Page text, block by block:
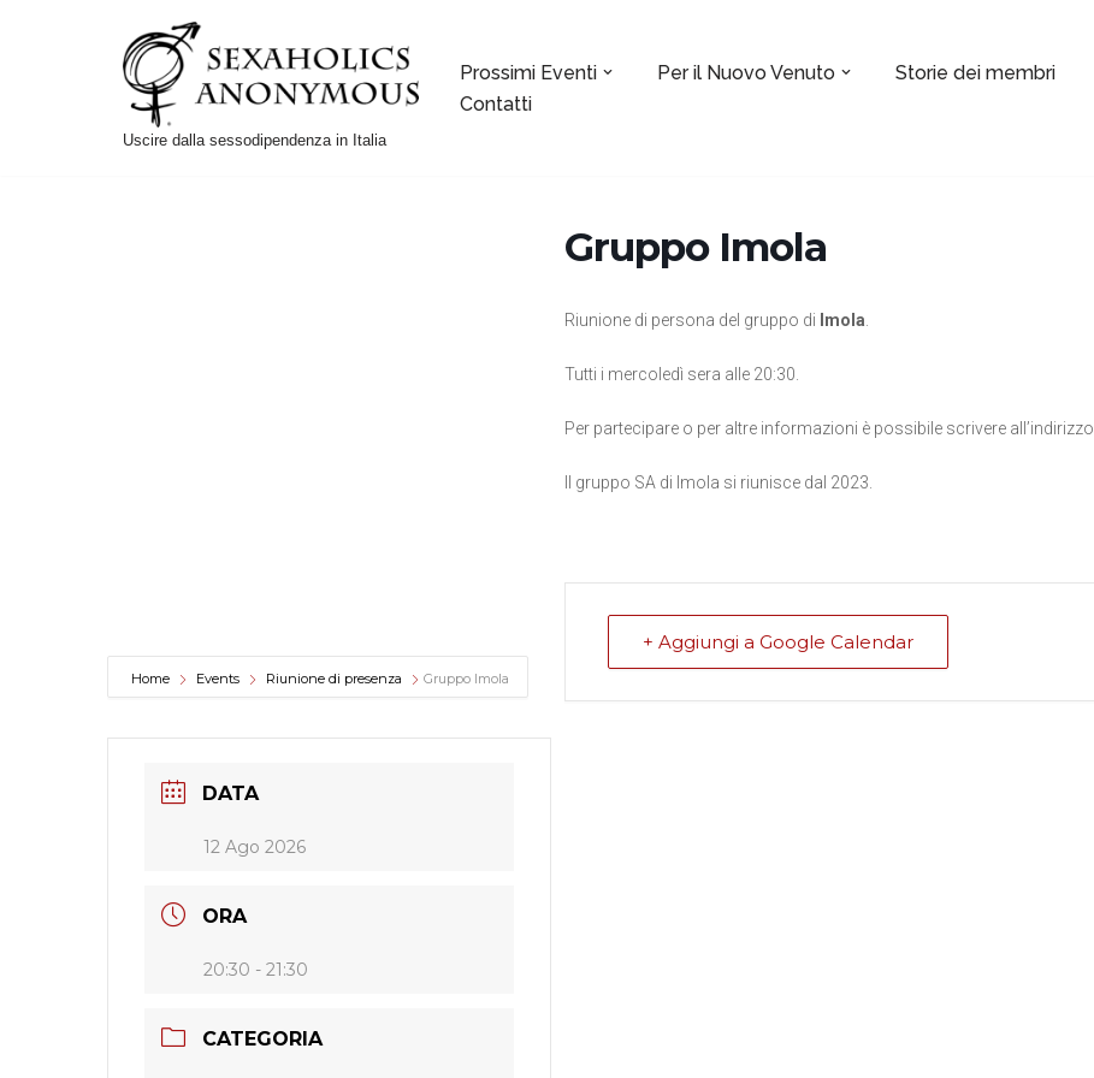
Uscire dalla sessodipendenza in Italia
Prossimi Eventi Per il Nuovo Venuto Storie dei membri
Contatti
Home Events Riunione di presenza Gruppo Imola
Gruppo Imola
Riunione di persona del gruppo di Imola
Tutti i mercoledì sera alle 20:30.
Per partecipare o per altre informazioni è possibile scrivere all’indirizzo
Il gruppo SA di Imola si riunisce dal 2023.
+ Aggiungi a Google Calendar
DATA
12 Ago 2026
ORA
20:30 - 21:30
CATEGORIA